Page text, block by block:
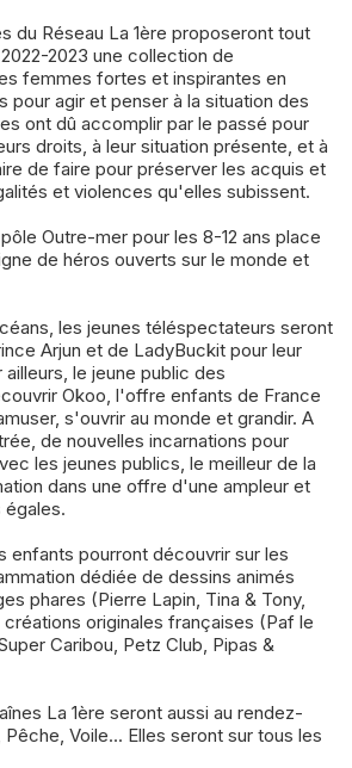
du Réseau La 1ère proposeront tout
2023 une collection de
femmes fortes et inspirantes en
pour agir et penser à la situation des
ont dû accomplir par le passé pour
droits, à leur situation présente, et à
de faire pour préserver les acquis et
et violences qu'elles subissent.
de héros ouverts sur le monde et
les jeunes téléspectateurs seront
Arjun et de LadyBuckit pour leur
le jeune public des
Okoo, l'offre enfants de France
s'ouvrir au monde et grandir. A
de nouvelles incarnations pour
les jeunes publics, le meilleur de la
dans une offre d'une ampleur et
enfants pourront découvrir sur les
dédiée de dessins animés
phares (Pierre Lapin, Tina & Tony,
originales françaises (Paf le
Caribou, Petz Club, Pipas &
Voile... Elles seront sur tous les